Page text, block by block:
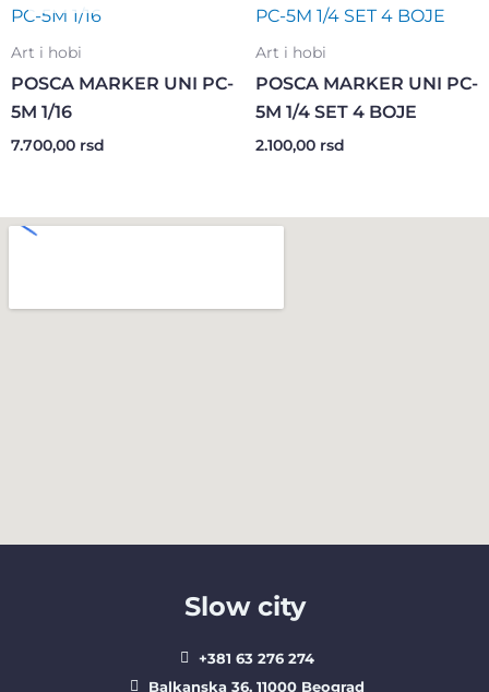
Art i hobi
POSCA MARKER UNI PC-
5M 1/16
7.700,00 rsd
Art i hobi
POSCA MARKER UNI PC-
5M 1/4 SET 4 BOJE
2.100,00 rsd
Slow city
+381 63 276 274​
Balkanska 36, 11000 Beograd​